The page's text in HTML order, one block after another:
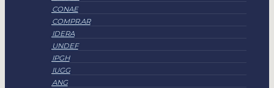
CONAE
COMPR.AR
IDERA
UNDEF
IPGH
IUGG
ANG